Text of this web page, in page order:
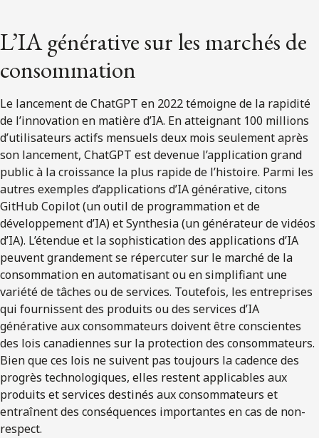
L’IA générative sur les marchés de
consommation
Le lancement de ChatGPT en 2022 témoigne de la rapidité
de l’innovation en matière d’IA. En atteignant 100 millions
d’utilisateurs actifs mensuels deux mois seulement après
son lancement, ChatGPT est devenue l’application grand
public à la croissance la plus rapide de l’histoire. Parmi les
autres exemples d’applications d’IA générative, citons
GitHub Copilot (un outil de programmation et de
développement d’IA) et Synthesia (un générateur de vidéos
d’IA). L’étendue et la sophistication des applications d’IA
peuvent grandement se répercuter sur le marché de la
consommation en automatisant ou en simplifiant une
variété de tâches ou de services. Toutefois, les entreprises
qui fournissent des produits ou des services d’IA
générative aux consommateurs doivent être conscientes
des lois canadiennes sur la protection des consommateurs.
Bien que ces lois ne suivent pas toujours la cadence des
progrès technologiques, elles restent applicables aux
produits et services destinés aux consommateurs et
entraînent des conséquences importantes en cas de non-
respect.